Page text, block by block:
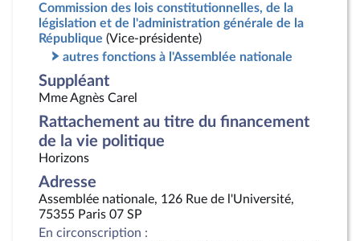
Commission des lois constitutionnelles, de la
législation et de l'administration générale de la
République (Vice-présidente)
autres fonctions à l'Assemblée nationale
Suppléant
Mme Agnès Carel
Rattachement au titre du financement
de la vie politique
Horizons
Adresse
Assemblée nationale, 126 Rue de l'Université,
75355 Paris 07 SP
En circonscription :